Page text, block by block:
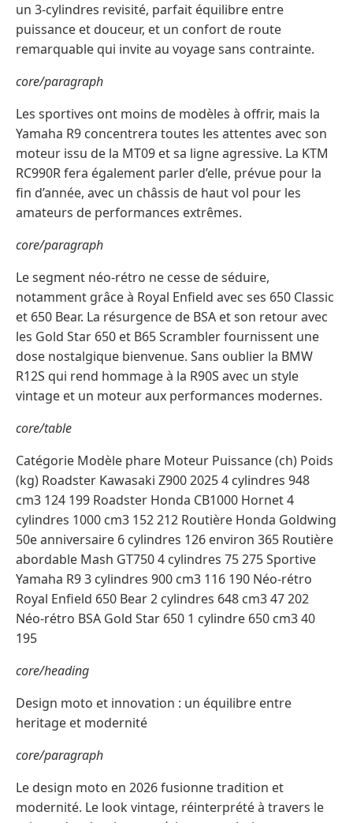
un 3-cylindres revisité, parfait équilibre entre
puissance et douceur, et un confort de route
remarquable qui invite au voyage sans contrainte.
core/paragraph
Les sportives ont moins de modèles à offrir, mais la
Yamaha R9 concentrera toutes les attentes avec son
moteur issu de la MT09 et sa ligne agressive. La KTM
RC990R fera également parler d’elle, prévue pour la
fin d’année, avec un châssis de haut vol pour les
amateurs de performances extrêmes.
core/paragraph
Le segment néo-rétro ne cesse de séduire,
notamment grâce à Royal Enfield avec ses 650 Classic
et 650 Bear. La résurgence de BSA et son retour avec
les Gold Star 650 et B65 Scrambler fournissent une
dose nostalgique bienvenue. Sans oublier la BMW
R12S qui rend hommage à la R90S avec un style
vintage et un moteur aux performances modernes.
core/table
Catégorie Modèle phare Moteur Puissance (ch) Poids
(kg) Roadster Kawasaki Z900 2025 4 cylindres 948
cm3 124 199 Roadster Honda CB1000 Hornet 4
cylindres 1000 cm3 152 212 Routière Honda Goldwing
50e anniversaire 6 cylindres 126 environ 365 Routière
abordable Mash GT750 4 cylindres 75 275 Sportive
Yamaha R9 3 cylindres 900 cm3 116 190 Néo-rétro
Royal Enfield 650 Bear 2 cylindres 648 cm3 47 202
Néo-rétro BSA Gold Star 650 1 cylindre 650 cm3 40
195
core/heading
Design moto et innovation : un équilibre entre
heritage et modernité
core/paragraph
Le design moto en 2026 fusionne tradition et
modernité. Le look vintage, réinterprété à travers le